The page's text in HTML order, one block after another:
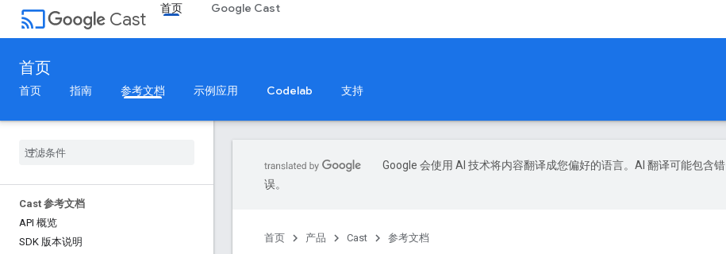
cast Cast
首页 Google Cast
首页
首页 指南 参考文档 示例应用 Codelab 支持
Cast 参考文档
API 概览
SDK 版本说明
Google 会使用 AI 技术将内容翻译成您偏好的语言。AI 翻译可能包含错
误。
首页 产品 Cast 参考文档